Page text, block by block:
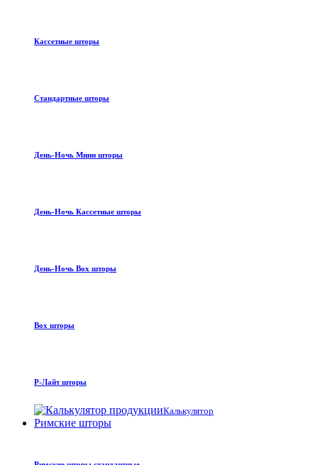
Кассетные шторы
Стандартные шторы
День-Ночь Мини шторы
День-Ночь Кассетные шторы
День-Ночь Box шторы
Box шторы
Р-Лайт шторы
Калькулятор
Римские шторы